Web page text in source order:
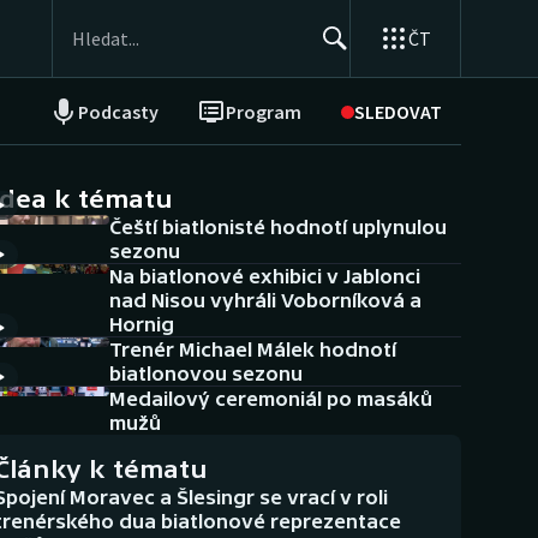
ČT
Podcasty Program SLEDOVAT
NEPŘEHLÉDNĚTE
Historické návraty
Aplikace ČT sport
AZ kvíz
k tématu
Čeští biatlonisté hodnotí uplynulou
sezonu
Na biatlonové exhibici v Jablonci
nad Nisou vyhráli Voborníková a
Hornig
Trenér Michael Málek hodnotí
biatlonovou sezonu
Medailový ceremoniál po masáků
mužů
k tématu
Moravec a Šlesingr se vrací v roli
dua biatlonové reprezentace